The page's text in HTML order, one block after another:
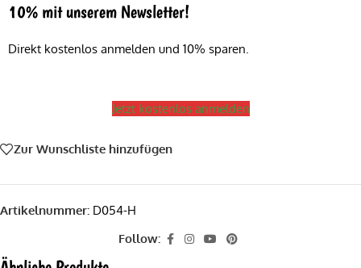
10% mit unserem Newsletter!
Direkt kostenlos anmelden und 10% sparen.
Jetzt kostenlos anmelden
Zur Wunschliste hinzufügen
Artikelnummer: D054-H
Follow: